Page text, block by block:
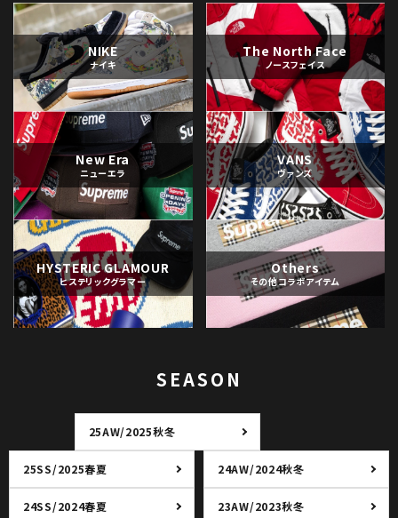
NIKE
ナイキ
The North Face
ノースフェイス
New Era
ニューエラ
VANS
ヴァンズ
HYSTERIC GLAMOUR
ヒステリックグラマー
Others
その他コラボアイテム
SEASON
25AW/2025秋冬
25SS/2025春夏 24AW/2024秋冬
24SS/2024春夏 23AW/2023秋冬